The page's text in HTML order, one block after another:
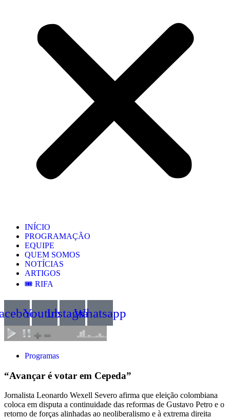
INÍCIO
PROGRAMAÇÃO
EQUIPE
QUEM SOMOS
NOTÍCIAS
ARTIGOS
🎟️ RIFA
YoutubeInstagramWhatsapp
Programas
“Avançar é votar em Cepeda”
Jornalista Leonardo Wexell Severo afirma que eleição colombiana
coloca em disputa a continuidade das reformas de Gustavo Petro e o
retorno de forças alinhadas ao neoliberalismo e à extrema direita